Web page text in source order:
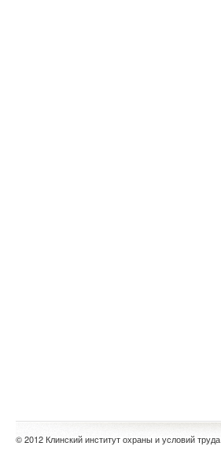
© 2012 Клинский институт охраны и условий труда